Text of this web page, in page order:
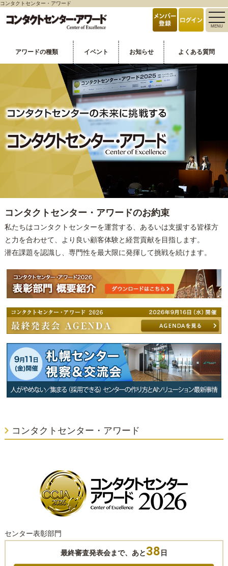
toggle
MENU
コンタクトセンター・アワード
アワードの種類 イベント お知らせ よくある質問
コンタクトセンター・アワードのお約束
私たちはコンタクトセンターを運営する、あるいは支援する皆様方
と力を合わせて、より良い顧客体験と経営貢献を目指します。
潜在課題を認識し、専門性を最大限に発揮して挑戦を続けます。
コンタクトセンター・アワード
センター表彰部門
最終審査発表会まで、あと38 日